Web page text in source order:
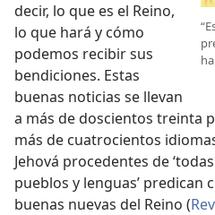
decir, lo que es el Reino,
lo que hará y cómo
podemos recibir sus
bendiciones. Estas
buenas noticias se llevan
a más de doscientos treinta
más de cuatrocientos
Jehová procedentes de
pueblos y lenguas’ predican
buenas nuevas del Reino (